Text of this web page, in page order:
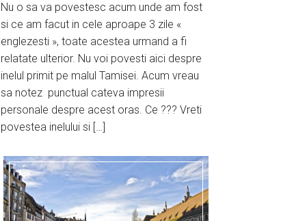
Nu o sa va povestesc acum unde am fost
si ce am facut in cele aproape 3 zile «
englezesti », toate acestea urmand a fi
relatate ulterior. Nu voi povesti aici despre
inelul primit pe malul Tamisei. Acum vreau
sa notez punctual cateva impresii
personale despre acest oras. Ce ??? Vreti
povestea inelului si […]